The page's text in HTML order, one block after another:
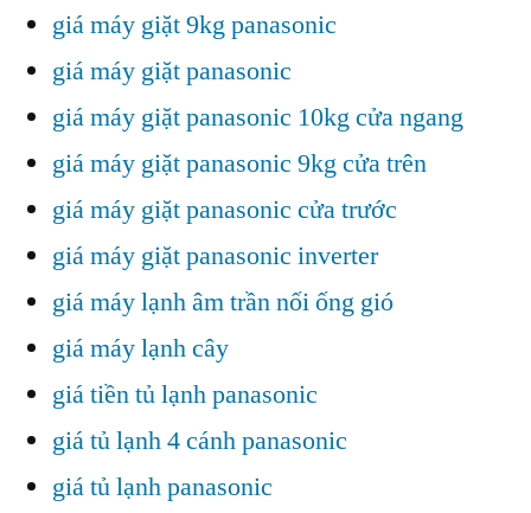
giá máy giặt 9kg panasonic
giá máy giặt panasonic
giá máy giặt panasonic 10kg cửa ngang
giá máy giặt panasonic 9kg cửa trên
giá máy giặt panasonic cửa trước
giá máy giặt panasonic inverter
giá máy lạnh âm trần nối ống gió
giá máy lạnh cây
giá tiền tủ lạnh panasonic
giá tủ lạnh 4 cánh panasonic
giá tủ lạnh panasonic